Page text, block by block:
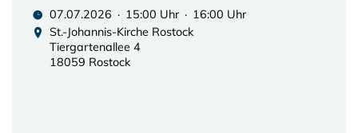
07.07.2026 · 15:00 Uhr · 16:00 Uhr
St.-Johannis-Kirche Rostock
Tiergartenallee 4
18059 Rostock